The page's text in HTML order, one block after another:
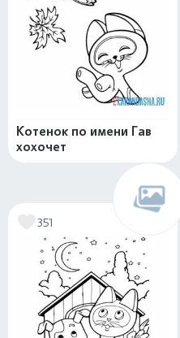
Котенок по имени Гав
хохочет
351